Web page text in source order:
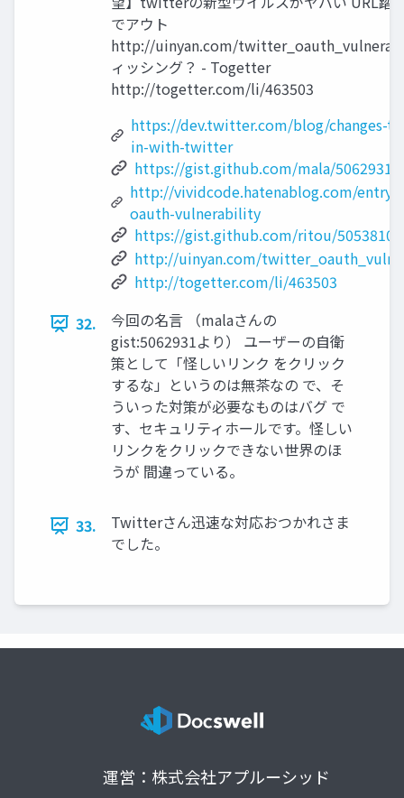
でアウト
http://uinyan.com/
ィッシング？ - Togetter
http://togetter.com/li/463503
https://dev.twitter.com/blog/changes-
in-with-twitter
https://gist.github.com/mala/5062931
http://vividcode.hatenablog.com/
oauth-vulnerability
https://gist.github.com/ritou/5053810
http://uinyan.com/
http://togetter.com/li/463503
32.
今回の名言 （malaさんの
gist:5062931より） ユーザーの自衛
策として「怪しいリンク をクリック
するな」というのは無茶なの で、そ
ういった対策が必要なものはバグ で
す、セキュリティホールです。怪しい
リンクをクリックできない世界のほ
うが 間違っている。
33.
Twitterさん迅速な対応おつかれさま
でした。
運営：株式会社アプルーシッド